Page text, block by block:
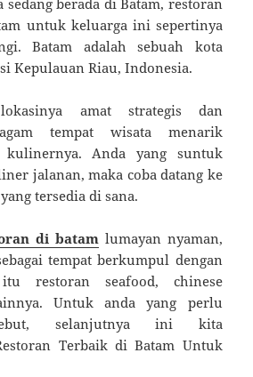
sedang berada di Batam, restoran
untuk keluarga ini sepertinya
Batam adalah sebuah kota
Kepulauan Riau, Indonesia.
amat strategis dan
tempat wisata menarik
kulinernya. Anda yang suntuk
jalanan, maka coba datang ke
tersedia di sana.
di batamlumayan nyaman,
tempat berkumpul dengan
restoran seafood, chinese
Untuk anda yang perlu
selanjutnya ini kita
Terbaik di Batam Untuk